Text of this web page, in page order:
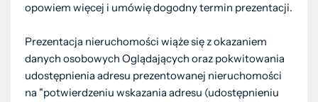
opowiem więcej i umówię dogodny termin prezentacji.
Prezentacja nieruchomości wiąże się z okazaniem
danych osobowych Oglądających oraz pokwitowania
udostępnienia adresu prezentowanej nieruchomości
na "potwierdzeniu wskazania adresu (udostępnieniu